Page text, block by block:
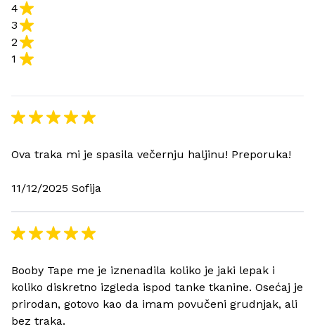
1
2
3
4
Ova traka mi je spasila večernju haljinu! Preporuka!
11/12/2025 Sofija
Booby Tape me je iznenadila koliko je jaki lepak i
koliko diskretno izgleda ispod tanke tkanine. Osećaj je
prirodan, gotovo kao da imam povučeni grudnjak, ali
bez traka.